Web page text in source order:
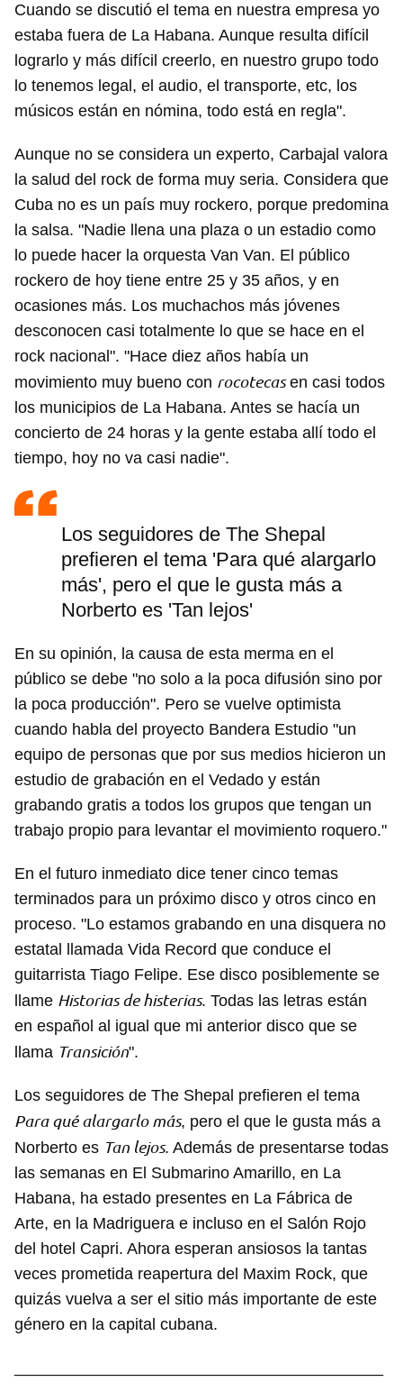
Para poder guardar como favorito, primero has de
iniciar sesión con tu cuenta de 14ymedio.
INICIAR SESIÓN CANCELAR
Cuando se discutió el tema en nuestra empresa yo
estaba fuera de La Habana. Aunque resulta difícil
lograrlo y más difícil creerlo, en nuestro grupo todo
lo tenemos legal, el audio, el transporte, etc, los
músicos están en nómina, todo está en regla".
Aunque no se considera un experto, Carbajal valora
la salud del rock de forma muy seria. Considera que
Cuba no es un país muy rockero, porque predomina
la salsa. "Nadie llena una plaza o un estadio como
lo puede hacer la orquesta Van Van. El público
rockero de hoy tiene entre 25 y 35 años, y en
ocasiones más. Los muchachos más jóvenes
desconocen casi totalmente lo que se hace en el
rock nacional". "Hace diez años había un
movimiento muy bueno con rocotecasen casi todos
los municipios de La Habana. Antes se hacía un
concierto de 24 horas y la gente estaba allí todo el
tiempo, hoy no va casi nadie".
Los seguidores de The Shepal
prefieren el tema 'Para qué alargarlo
más', pero el que le gusta más a
Norberto es 'Tan lejos'
En su opinión, la causa de esta merma en el
público se debe "no solo a la poca difusión sino por
la poca producción". Pero se vuelve optimista
cuando habla del proyecto Bandera Estudio "un
equipo de personas que por sus medios hicieron un
estudio de grabación en el Vedado y están
grabando gratis a todos los grupos que tengan un
trabajo propio para levantar el movimiento roquero."
En el futuro inmediato dice tener cinco temas
terminados para un próximo disco y otros cinco en
proceso. "Lo estamos grabando en una disquera no
estatal llamada Vida Record que conduce el
guitarrista Tiago Felipe. Ese disco posiblemente se
llame Historias de histerias. Todas las letras están
en español al igual que mi anterior disco que se
llama Transición".
Los seguidores de The Shepal prefieren el tema
Para qué alargarlo más, pero el que le gusta más a
Norberto es Tan lejos. Además de presentarse todas
las semanas en El Submarino Amarillo, en La
Habana, ha estado presentes en La Fábrica de
Arte, en la Madriguera e incluso en el Salón Rojo
del hotel Capri. Ahora esperan ansiosos la tantas
veces prometida reapertura del Maxim Rock, que
quizás vuelva a ser el sitio más importante de este
género en la capital cubana.